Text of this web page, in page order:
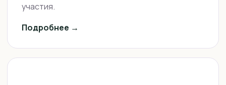
участия.
Подробнее →